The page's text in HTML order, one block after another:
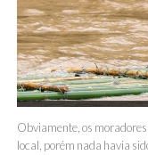
Obviamente, os
local, porém nada havia